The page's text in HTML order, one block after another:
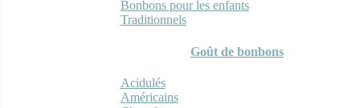
Bonbons pour les enfants
Traditionnels
Goût de bonbons
Acidulés
Américains